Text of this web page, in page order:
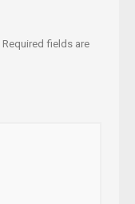
Required fields are